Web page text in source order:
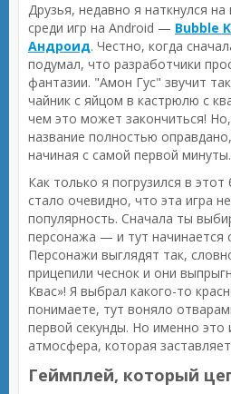
Друзья, недавно я наткнулся
среди игр на Android — Bubble
Андроид. Честно, когда
подумал, что разработчики
фантазии. "Амон Гус" звучит
чайник с яйцом в кастрюлю с
чем это может закончиться!
название полностью
начиная с самой первой минуты.
Как только я погрузился в
стало очевидно, что эта игра
популярность. Сначала ты
персонажа — и тут начинается
Персонажи выглядят так,
прицепили чеснок и они
Квас»! Я выбрал какого-то
понимаете, тут воняло
первой секунды. Но именно
атмосфера, которая
Геймплей, который